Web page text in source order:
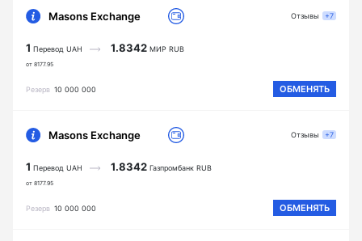
Masons Exchange
1 Перевод UAH
от 8177.95
1.8342 МИР RUB
Резерв 10 000 000 ОБМЕНЯТЬ
Отзывы +7
Masons Exchange
1 Перевод UAH
от 8177.95
1.8342 Газпромбанк RUB
Резерв 10 000 000 ОБМЕНЯТЬ
Отзывы +7